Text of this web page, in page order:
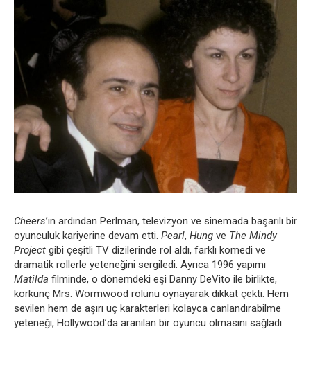
Cheers’ın ardından Perlman, televizyon ve sinemada başarılı bir
oyunculuk kariyerine devam etti. Pearl, Hung ve The Mindy
Project gibi çeşitli TV dizilerinde rol aldı, farklı komedi ve
dramatik rollerle yeteneğini sergiledi. Ayrıca 1996 yapımı
Matilda filminde, o dönemdeki eşi Danny DeVito ile birlikte,
korkunç Mrs. Wormwood rolünü oynayarak dikkat çekti. Hem
sevilen hem de aşırı uç karakterleri kolayca canlandırabilme
yeteneği, Hollywood’da aranılan bir oyuncu olmasını sağladı.